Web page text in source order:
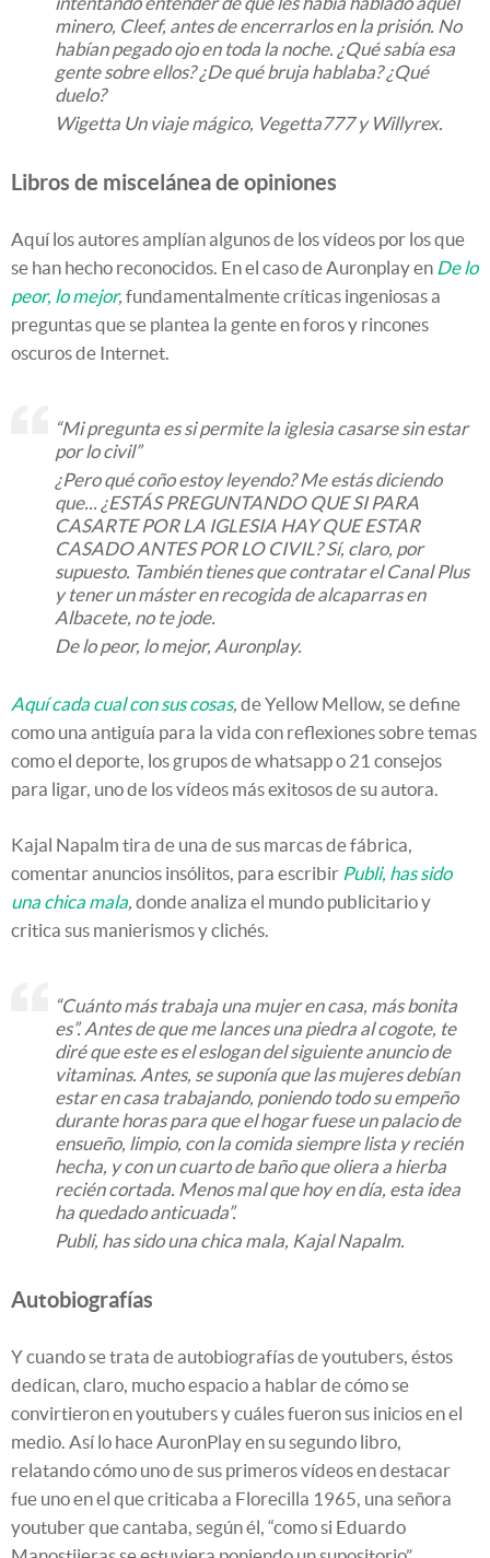
minero, Cleef, antes de encerrarlos en la prisión. No
habían pegado ojo en toda la noche. ¿Qué sabía esa
gente sobre ellos? ¿De qué bruja hablaba? ¿Qué
duelo?
Wigetta Un viaje mágico, Vegetta777 y Willyrex.
Libros de miscelánea de opiniones
Aquí los autores amplían algunos de los vídeos por los que
se han hecho reconocidos. En el caso de Auronplay en De lo
peor, lo mejor, fundamentalmente críticas ingeniosas a
preguntas que se plantea la gente en foros y rincones
oscuros de Internet.
“Mi pregunta es si permite la iglesia casarse sin estar
por lo civil”
¿Pero qué coño estoy leyendo? Me estás diciendo
que... ¿ESTÁS PREGUNTANDO QUE SI PARA
CASARTE POR LA IGLESIA HAY QUE ESTAR
CASADO ANTES POR LO CIVIL? Sí, claro, por
supuesto. También tienes que contratar el Canal Plus
y tener un máster en recogida de alcaparras en
Albacete, no te jode.
De lo peor, lo mejor, Auronplay.
Aquí cada cual con sus cosas, de Yellow Mellow, se define
como una antiguía para la vida con reflexiones sobre temas
como el deporte, los grupos de whatsapp o 21 consejos
para ligar, uno de los vídeos más exitosos de su autora.
Kajal Napalm tira de una de sus marcas de fábrica,
comentar anuncios insólitos, para escribir Publi, has sido
una chica mala, donde analiza el mundo publicitario y
critica sus manierismos y clichés.
“Cuánto más trabaja una mujer en casa, más bonita
es”. Antes de que me lances una piedra al cogote, te
diré que este es el eslogan del siguiente anuncio de
vitaminas. Antes, se suponía que las mujeres debían
estar en casa trabajando, poniendo todo su empeño
durante horas para que el hogar fuese un palacio de
ensueño, limpio, con la comida siempre lista y recién
hecha, y con un cuarto de baño que oliera a hierba
recién cortada. Menos mal que hoy en día, esta idea
ha quedado anticuada”.
Publi, has sido una chica mala, Kajal Napalm.
Autobiografías
Y cuando se trata de autobiografías de youtubers, éstos
dedican, claro, mucho espacio a hablar de cómo se
convirtieron en youtubers y cuáles fueron sus inicios en el
medio. Así lo hace AuronPlay en su segundo libro,
relatando cómo uno de sus primeros vídeos en destacar
fue uno en el que criticaba a Florecilla 1965, una señora
youtuber que cantaba, según él, “como si Eduardo